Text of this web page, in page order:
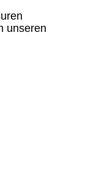
unseren